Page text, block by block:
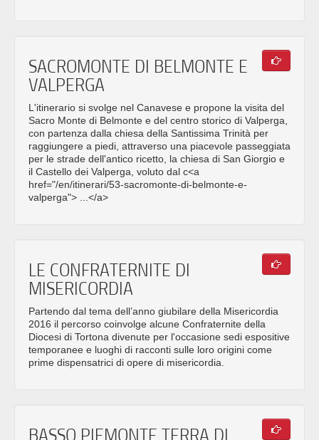
SACROMONTE DI BELMONTE E
VALPERGA
L'itinerario si svolge nel Canavese e propone la visita del
Sacro Monte di Belmonte e del centro storico di Valperga,
con partenza dalla chiesa della Santissima Trinità per
raggiungere a piedi, attraverso una piacevole passeggiata
per le strade dell'antico ricetto, la chiesa di San Giorgio e
il Castello dei Valperga, voluto dal c<a
href="/en/itinerari/53-sacromonte-di-belmonte-e-
valperga"> ...</a>
LE CONFRATERNITE DI
MISERICORDIA
Partendo dal tema dell’anno giubilare della Misericordia
2016 il percorso coinvolge alcune Confraternite della
Diocesi di Tortona divenute per l'occasione sedi espositive
temporanee e luoghi di racconti sulle loro origini come
prime dispensatrici di opere di misericordia.
BASSO PIEMONTE TERRA DI